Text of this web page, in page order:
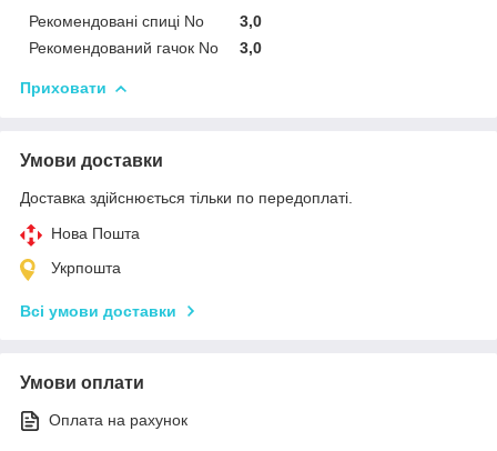
Рекомендовані спиці No
3,0
Рекомендований гачок No
3,0
Приховати
Умови доставки
Доставка здійснюється тільки по передоплаті.
Нова Пошта
Укрпошта
Всі умови доставки
Умови оплати
Оплата на рахунок